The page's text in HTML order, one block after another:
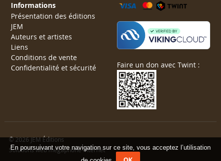
En poursuivant votre navigation sur ce site, vous acceptez l’utilisation
Informations
Présentation des éditions
JEM
Auteurs et artistes
Liens
Conditions de vente
Confidentialité et sécurité
Faire un don avec Twint :
© 2026 JEM Éditions
Solutions web mégaphone-internet